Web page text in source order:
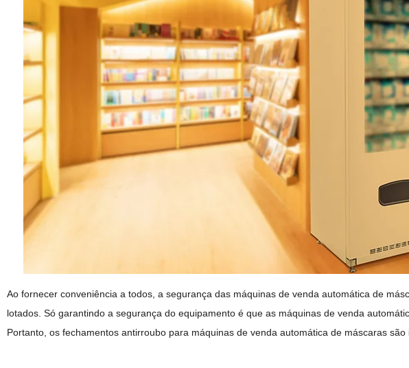
Ao fornecer conveniência a todos, a segurança das máquinas de venda automática de
lotados. Só garantindo a segurança do equipamento é que as máquinas de venda
Portanto, os fechamentos antirroubo para máquinas de venda automática de máscaras são